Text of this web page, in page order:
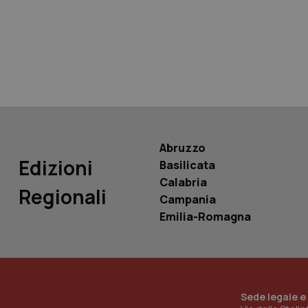
Edizioni
Regionali
Abruzzo
Basilicata
Calabria
Campania
Emilia-Romagna
Sede legale
_ga_KM60CM4NPH